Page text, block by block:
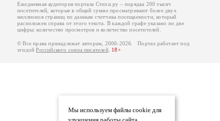
Мы используем файлы cookie для
Ежедневная аудитория портала Стихи.ру – порядка 200 тысяч
посетителей, которые в общей сумме просматривают более двух
миллионов страниц по данным счетчика посещаемости, который
расположен справа от этого текста. В каждой графе указано по две
цифры: количество просмотров и количество посетителей.
© Все права принадлежат авторам, 2000-2026. Портал работает под
эгидойРоссийского союза писателей. 18+